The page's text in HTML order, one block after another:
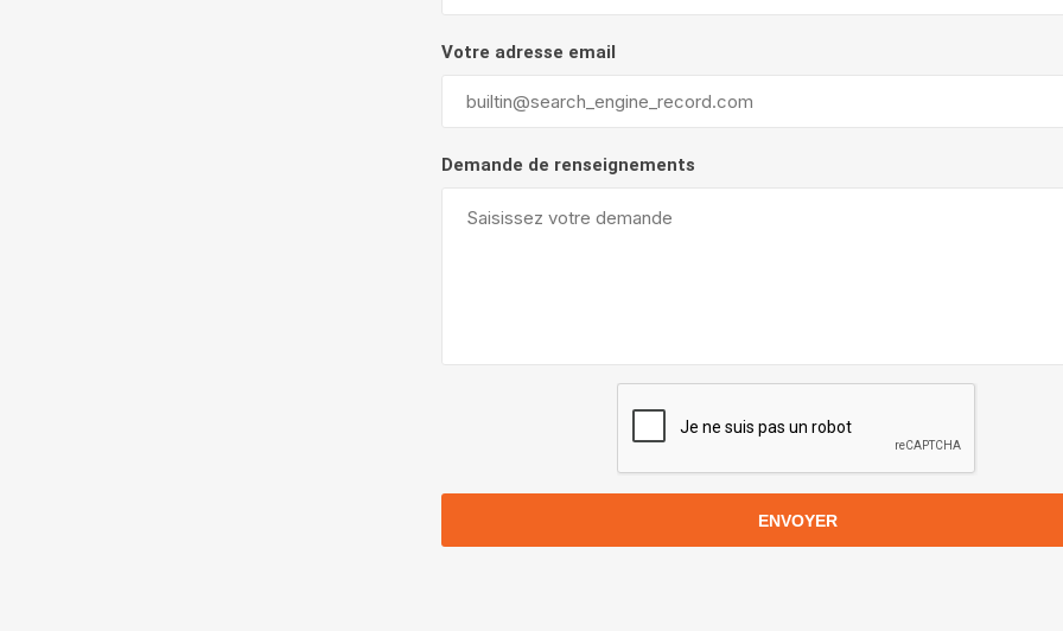
Votre adresse email
Demande de renseignements
ENVOYER